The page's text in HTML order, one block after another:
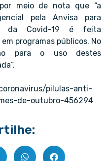
meio de nota que “a
pela Anvisa para
da Covid-19 é feita
programas públicos. No
para o uso destes
pilulas-anti-
de-outubro-456294